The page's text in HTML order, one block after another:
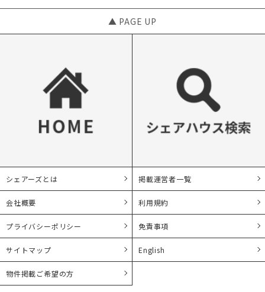
▲ PAGE UP
シェアーズとは 掲載運営者一覧
会社概要 利用規約
プライバシーポリシー 免責事項
サイトマップ English
物件掲載ご希望の方